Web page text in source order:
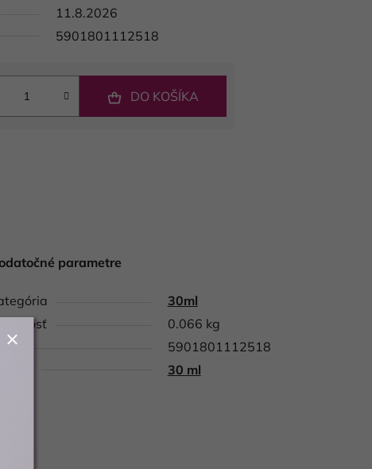
11.8.2026
5901801112518
DO KOŠÍKA
parametre
30ml
0.066 kg
5901801112518
30 ml